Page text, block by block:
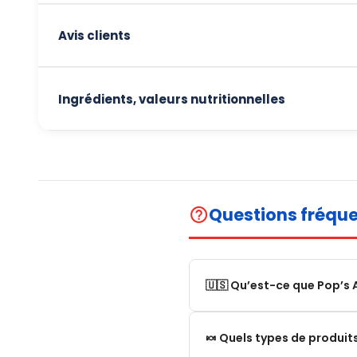
Avis clients
Ingrédients, valeurs nutritionnelles
help_outlineQuestions
🇺🇸 Qu’est-ce que Pop’s
Pop’s America est une
🍬 Quels types de